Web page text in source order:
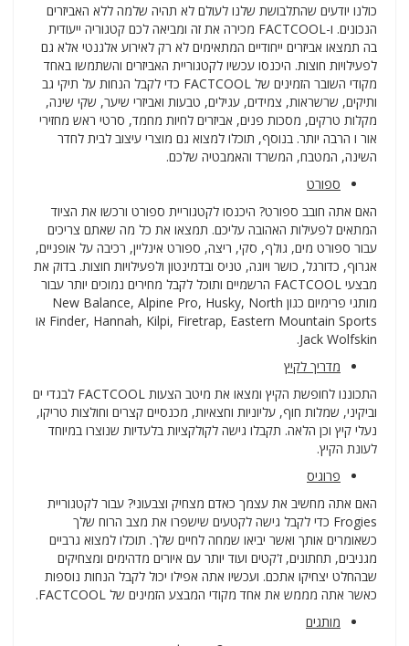
כולנו יודעים שהתלבושת שלנו לעולם לא תהיה שלמה ללא האביזרים
הנכונים. ו-FACTCOOL מכירה את זה ומביאה לכם קטגוריה ייעודית
בה תמצאו אביזרים ייחודיים המתאימים לא רק לאירוע אלגנטי אלא גם
לפעילויות חוצות. היכנסו עכשיו לקטגוריית האביזרים והשתמשו באחד
מקודי השובר הזמינים של FACTCOOL כדי לקבל הנחות על תיקי גב
ותיקים, שרשראות, צמידים, עגילים, טבעות ואביזרי שיער, שקי שינה,
מקלות טרקים, מסכות פנים, אביזרים לחיות מחמד, סרטי ראש מחזירי
אור ו הרבה יותר. בנוסף, תוכלו למצוא גם מוצרי עיצוב לבית לחדר
השינה, המטבח, המשרד והאמבטיה שלכם.
ספורט
האם אתה חובב ספורט? היכנסו לקטגוריית ספורט ורכשו את הציוד
המתאים לפעילות האהובה עליכם. תמצאו את כל מה שאתם צריכים
עבור ספורט מים, גולף, סקי, ריצה, ספורט אינליין, רכיבה על אופניים,
אגרוף, כדורגל, כושר ויוגה, טניס ובדמינטון ולפעילויות חוצות. בדוק את
מבצעי FACTCOOL הרשמיים ותוכל לקבל מחירים נמוכים יותר עבור
מותגי פרימיום כגון New Balance, Alpine Pro, Husky, North
Finder, Hannah, Kilpi, Firetrap, Eastern Mountain Sports או
Jack Wolfskin.
מדריך לקיץ
התכוננו לחופשת הקיץ ומצאו את מיטב הצעות FACTCOOL לבגדי ים
וביקיני, שמלות חוף, עליוניות וחצאיות, מכנסיים קצרים וחולצות טריקו,
נעלי קיץ וכן הלאה. תקבלו גישה לקולקציות בלעדיות שנוצרו במיוחד
לעונת הקיץ.
פרוגיס
האם אתה מחשיב את עצמך כאדם מצחיק וצבעוני? עבור לקטגוריית
Frogies כדי לקבל גישה לקטעים שישפרו את מצב הרוח שלך
כשאומרים אותך ואשר יביאו שמחה לחיים שלך. תוכלו למצוא גרביים
מגניבים, תחתונים, ז'קטים ועוד יותר עם איורים מדהימים ומצחיקים
שבהחלט יצחיקו אתכם. ועכשיו אתה אפילו יכול לקבל הנחות נוספות
כאשר אתה מממש את אחד מקודי המבצע הזמינים של FACTCOOL.
מותגים